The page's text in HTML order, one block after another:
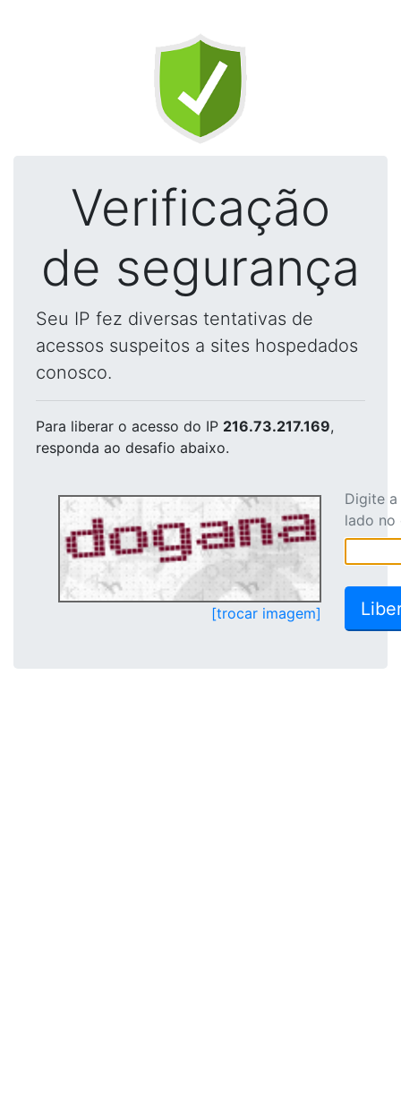
Verificação
de segurança
Seu IP fez diversas tentativas de
acessos suspeitos a sites hospedados
conosco.
Para liberar o acesso do IP 216.73.217.169,
responda ao desafio abaixo.
[trocar imagem]
Digite
lado no